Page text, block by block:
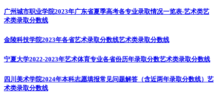
广州城市职业学院2023年广东省夏季高考各专业录取情况一览表-艺术类艺
术类录取分数线
金陵科技学院2023年各省艺术录取分数线艺术类录取分数线
宁夏大学2022-2023年艺术体育专业各省份历年录取分数艺术类录取分数线
四川美术学院2024年本科志愿填报常见问题解答（含近两年录取分数线） 艺
术类录取分数线